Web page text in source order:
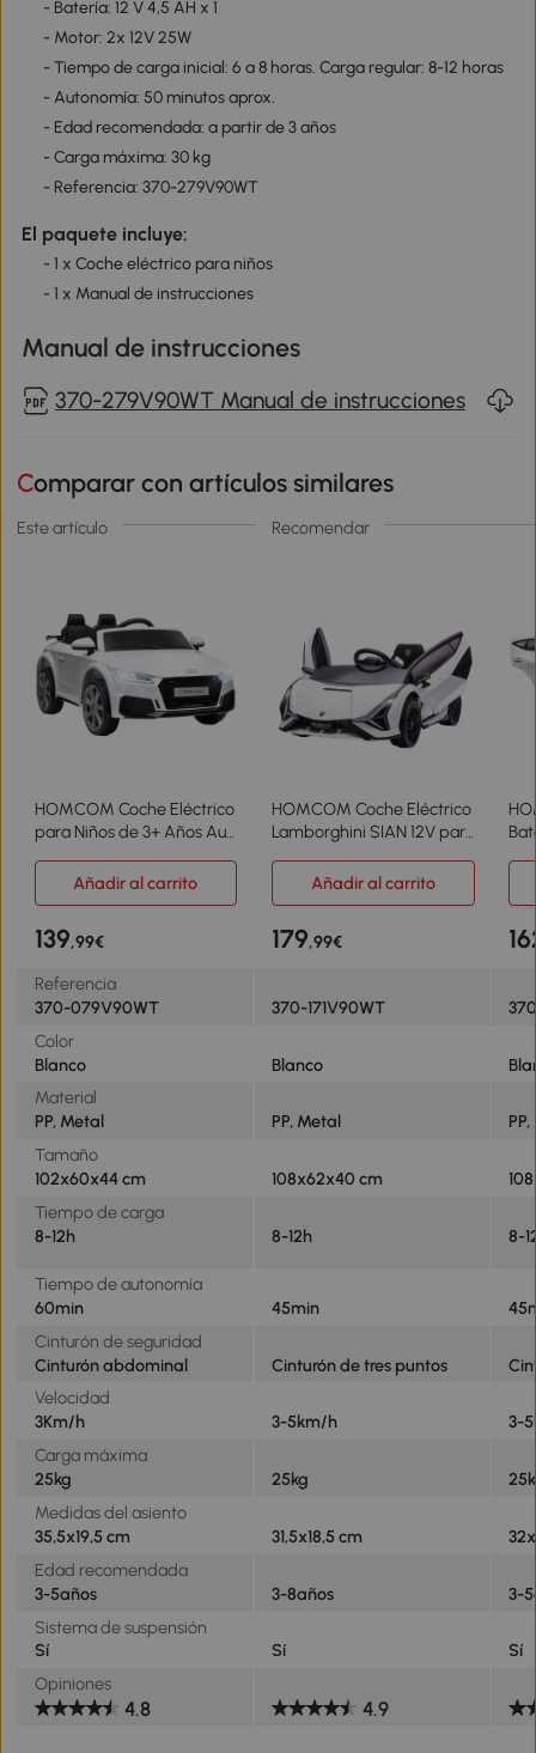
- Batería: 12 V 4,5 AH x 1
- Motor: 2x 12V 25W
- Tiempo de carga inicial: 6 a 8 horas. Carga regular: 8-12 horas
- Autonomía: 50 minutos aprox.
- Edad recomendada: a partir de 3 años
- Carga máxima: 30 kg
- Referencia: 370-279V90WT
El paquete incluye:
- 1 x Coche eléctrico para niños
- 1 x Manual de instrucciones
Manual de instrucciones
370-279V90WT Manual de instrucciones
Comparar con artículos similares
Este artículo Recomendar
HOMCOM Coche Eléctrico
para Niños de 3+ Años Audi
Velocidad 3 km/h Mando a
Distancia 102x60x44 cm
HOMCOM Coche Eléctrico
Lamborghini SIAN 12V para
Mando a Distancia Música
MP3 USB 108x62x40 cm
Añadir al carrito Añadir al carrito
139,99€ 179,99€
Referencia
370-079V90WT
370-171V90WT
Color
Blanco
Blanco
Material
PP, Metal
PP, Metal
Tamaño
102x60x44 cm
108x62x40 cm
Tiempo de carga
8-12h
8-12h 8-
Tiempo de autonomía
60min
45min
Cinturón de seguridad
Cinturón abdominal
Cinturón de tres puntos
Velocidad
3Km/h
3-5km/h
3-
Carga máxima
25kg
25kg
Medidas del asiento
35,5x19,5 cm
31,5x18,5 cm
Edad recomendada
3-5años
3-8años
3-
Sistema de suspensión
Sí
Sí
Sí
Opiniones
4.8 4.9